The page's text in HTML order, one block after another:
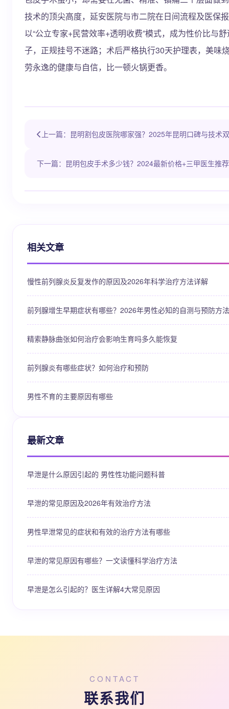
技术的顶尖高度，延安医院与市二院在日间流程及医保
以“公立专家+民营效率+透明收费”模式，成为性价比与
子，正规挂号不迷路；术后严格执行30天护理表，美
劳永逸的健康与自信，比一顿火锅更香。
上一篇：昆明割包皮医院哪家强？2025年昆明口碑与技术
下一篇：昆明包皮手术多少钱？2024最新价格+三甲医生推
相关文章
慢性前列腺炎反复发作的原因及2026年科学治疗方法详解
前列腺增生早期症状有哪些？2026年男性必知的自测与预防方法
精索静脉曲张如何治疗会影响生育吗多久能恢复
前列腺炎有哪些症状？如何治疗和预防
男性不育的主要原因有哪些
最新文章
早泄是什么原因引起的 男性性功能问题科普
早泄的常见原因及2026年有效治疗方法
男性早泄常见的症状和有效的治疗方法有哪些
早泄的常见原因有哪些？一文读懂科学治疗方法
早泄是怎么引起的？医生详解4大常见原因
CONTACT
联系我们